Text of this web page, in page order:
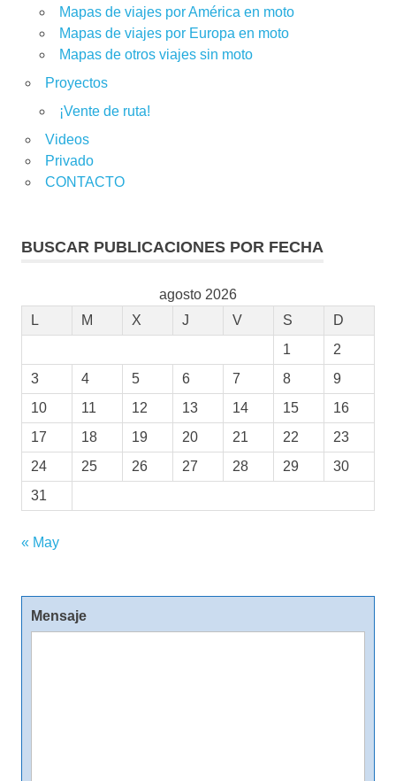
Mapas de viajes por América en moto
Mapas de viajes por Europa en moto
Mapas de otros viajes sin moto
Proyectos
¡Vente de ruta!
Videos
Privado
CONTACTO
BUSCAR PUBLICACIONES POR FECHA
agosto 2026
L
M X J V S
D
1
2
3
4 5 6 7 8
9
10
11 12 13 14 15
16
17
18 19 20 21 22
23
24
25 26 27 28 29
30
31
« May
Mensaje